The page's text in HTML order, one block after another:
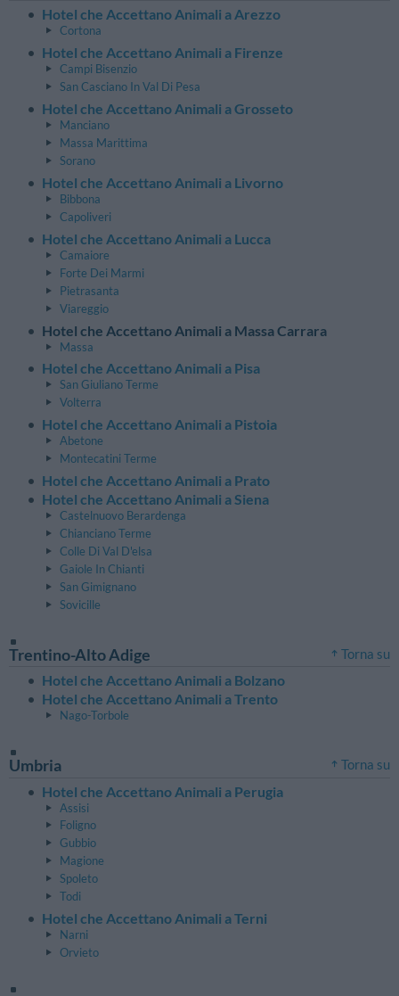
Hotel che Accettano Animali a Arezzo
Cortona
Hotel che Accettano Animali a Firenze
Campi Bisenzio
San Casciano In Val Di Pesa
Hotel che Accettano Animali a Grosseto
Manciano
Massa Marittima
Sorano
Hotel che Accettano Animali a Livorno
Bibbona
Capoliveri
Hotel che Accettano Animali a Lucca
Camaiore
Forte Dei Marmi
Pietrasanta
Viareggio
Hotel che Accettano Animali a Massa Carrara
Massa
Hotel che Accettano Animali a Pisa
San Giuliano Terme
Volterra
Hotel che Accettano Animali a Pistoia
Abetone
Montecatini Terme
Hotel che Accettano Animali a Prato
Hotel che Accettano Animali a Siena
Castelnuovo Berardenga
Chianciano Terme
Colle Di Val D'elsa
Gaiole In Chianti
San Gimignano
Sovicille
Trentino-Alto Adige Torna su
Hotel che Accettano Animali a Bolzano
Hotel che Accettano Animali a Trento
Nago-Torbole
Umbria Torna su
Hotel che Accettano Animali a Perugia
Assisi
Foligno
Gubbio
Magione
Spoleto
Todi
Hotel che Accettano Animali a Terni
Narni
Orvieto